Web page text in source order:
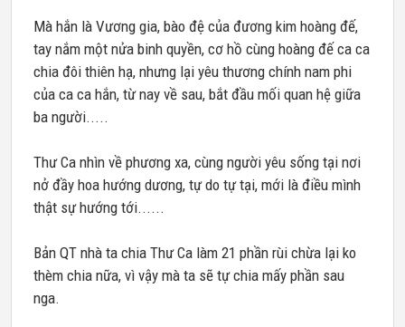
Mà hắn là Vương gia, bào đệ của đương kim hoàng đế,
tay nắm một nửa binh quyền, cơ hồ cùng hoàng đế ca ca
chia đôi thiên hạ, nhưng lại yêu thương chính nam phi
của ca ca hắn, từ nay về sau, bắt đầu mối quan hệ giữa
ba người.....
Thư Ca nhìn về phương xa, cùng người yêu sống tại nơi
nở đầy hoa hướng dương, tự do tự tại, mới là điều mình
thật sự hướng tới......
Bản QT nhà ta chia Thư Ca làm 21 phần rùi chừa lại ko
thèm chia nữa, vì vậy mà ta sẽ tự chia mấy phần sau
nga.